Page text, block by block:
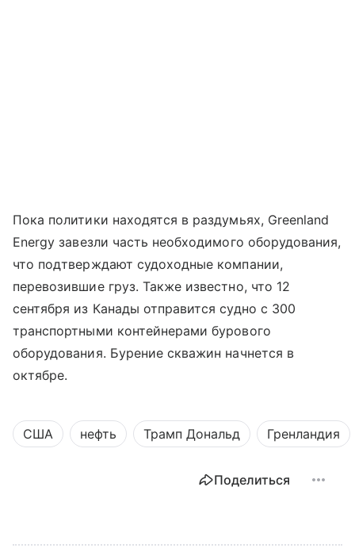
Пока политики находятся в раздумьях, Greenland
Energy завезли часть необходимого оборудования,
что подтверждают судоходные компании,
перевозившие груз. Также известно, что 12
сентября из Канады отправится судно с 300
транспортными контейнерами бурового
оборудования. Бурение скважин начнется в
октябре.
США нефть Трамп Дональд Гренландия
Поделиться